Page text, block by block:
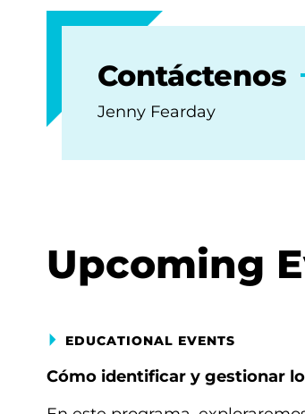
Contáctenos
Jenny Fearday
Upcoming
EDUCATIONAL EVENTS
Cómo identificar y gestionar